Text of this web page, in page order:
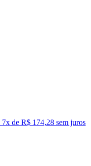
7x de R$ 174,28 sem juros